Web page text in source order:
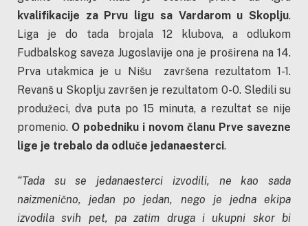
kvalifikacije za Prvu ligu sa Vardarom u Skoplju.
Liga je do tada brojala 12 klubova, a odlukom
Fudbalskog saveza Jugoslavije ona je proširena na 14.
Prva utakmica je u Nišu završena rezultatom 1-1.
Revanš u Skoplju završen je rezultatom 0-0. Sledili su
produžeci, dva puta po 15 minuta, a rezultat se nije
promenio. O pobedniku i novom članu Prve savezne
lige je trebalo da odluče jedanaesterci.
“Tada su se jedanaesterci izvodili, ne kao sada
naizmenično, jedan po jedan, nego je jedna ekipa
izvodila svih pet, pa zatim druga i ukupni skor bi